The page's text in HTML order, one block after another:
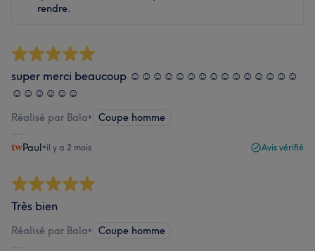
rendre.
super merci beaucoup ☺️☺️☺️☺️☺️☺️☺️☺️☺️☺️☺️☺️☺️☺️☺️
☺️☺️☺️☺️☺️☺️
Réalisé par Bala• Coupe homme
Paul•il y a 2 mois Avis vérifié
Très bien
Réalisé par Bala• Coupe homme